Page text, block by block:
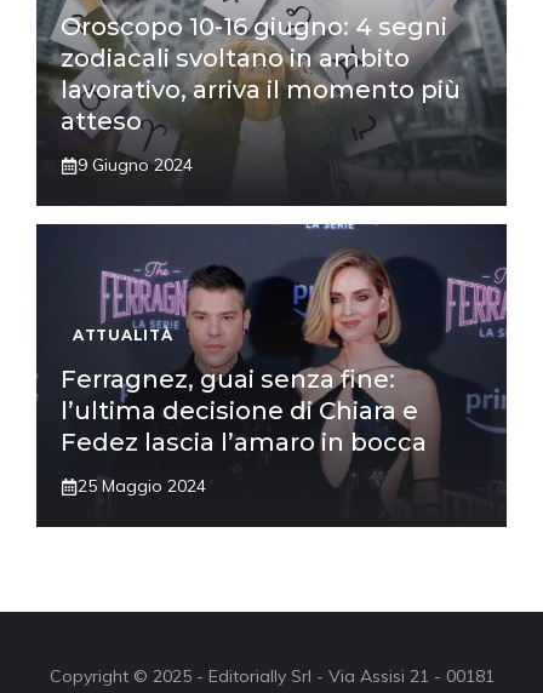
Oroscopo 10-16 giugno: 4 segni
zodiacali svoltano in ambito
lavorativo, arriva il momento più
atteso
9 Giugno 2024
ATTUALITÀ
Ferragnez, guai senza fine:
l’ultima decisione di Chiara e
Fedez lascia l’amaro in bocca
25 Maggio 2024
Copyright © 2025 - Editorially Srl - Via Assisi 21 - 00181